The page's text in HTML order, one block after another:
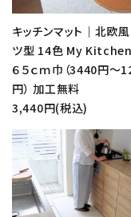
キッチンマット｜北欧
ツ型 14色 My
６５ｃｍ巾（3440円～
円） 加工無料
3,440円(税込)